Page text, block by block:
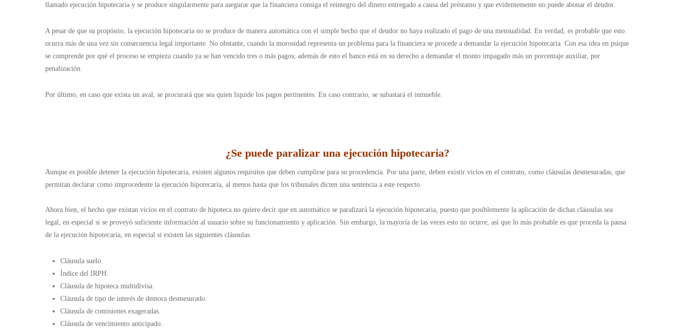
llamado ejecución hipotecaria y se produce singularmente para asegurar que la financiera consiga el reintegro del dinero entregado a causa del préstamo y que evidentemente no puede abonar el deudor.
A pesar de que su propósito, la ejecución hipotecaria no se produce de manera automática con el simple hecho que el deudor no haya realizado el pago de una mensualidad. En verdad, es probable que esto
ocurra más de una vez sin consecuencia legal importante. No obstante, cuando la morosidad representa un problema para la financiera se procede a demandar la ejecución hipotecaria. Con esa idea en psique
se comprende por qué el proceso se empieza cuando ya se han vencido tres o más pagos; además de esto el banco está en su derecho a demandar el monto impagado más un porcentaje auxiliar, por
penalización.
Por último, en caso que exista un aval, se procurará que sea quien liquide los pagos pertinentes. En caso contrario, se subastará el inmueble.
¿Se puede paralizar una ejecución hipotecaria?
Aunque es posible detener la ejecución hipotecaria, existen algunos requisitos que deben cumplirse para su procedencia. Por una parte, deben existir vicios en el contrato, como cláusulas desmesuradas, que
permitan declarar como improcedente la ejecución hipotecaria, al menos hasta que los tribunales dicten una sentencia a este respecto.
Ahora bien, el hecho que existan vicios en el contrato de hipoteca no quiere decir que en automático se paralizará la ejecución hipotecaria, puesto que posiblemente la aplicación de dichas cláusulas sea
legal, en especial si se proveyó suficiente información al usuario sobre su funcionamiento y aplicación. Sin embargo, la mayoría de las veces esto no ocurre, así que lo más probable es que proceda la pausa
de la ejecución hipotecaria, en especial si existen las siguientes cláusulas.
Cláusula suelo.
Índice del IRPH.
Cláusula de hipoteca multidivisa.
Cláusula de tipo de interés de demora desmesurado.
Cláusula de comisiones exageradas.
Cláusula de vencimiento anticipado.